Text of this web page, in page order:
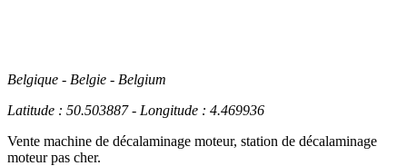
Belgique - Belgie - Belgium
Latitude : 50.503887 - Longitude : 4.469936
Vente machine de décalaminage moteur, station de décalaminage
moteur pas cher.